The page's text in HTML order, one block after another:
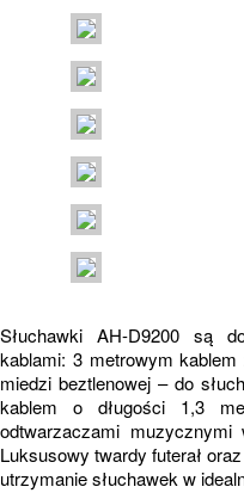
Słuchawki AH-D9200 są
kablami: 3 metrowym
miedzi beztlenowej – do
kablem o długości 1,3
odtwarzaczami
Luksusowy twardy futerał
utrzymanie słuchawek w